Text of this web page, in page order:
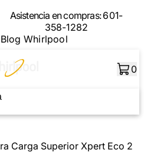
Asistencia en compras:601-
358-1282
Blog Whirlpool
0
Carga Superior Xpert Eco